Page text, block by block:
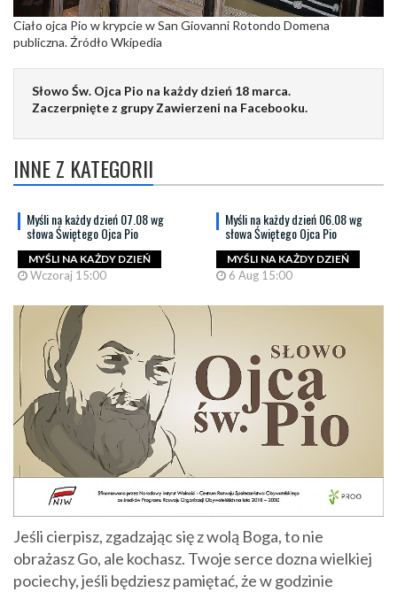
Ciało ojca Pio w krypcie w San Giovanni Rotondo Domena
publiczna. Źródło Wkipedia
Słowo Św. Ojca Pio na każdy dzień 18 marca.
Zaczerpnięte z grupy Zawierzeni na Facebooku.
INNE Z KATEGORII
Myśli na każdy dzień 07.08 wg
słowa Świętego Ojca Pio
MYŚLI NA KAŻDY DZIEŃ
Wczoraj 15:00
Myśli na każdy dzień 06.08 wg
słowa Świętego Ojca Pio
MYŚLI NA KAŻDY DZIEŃ
6 Aug 15:00
Jeśli cierpisz, zgadzając się z wolą Boga, to nie
obrażasz Go, ale kochasz. Twoje serce dozna wielkiej
pociechy, jeśli będziesz pamiętać, że w godzinie